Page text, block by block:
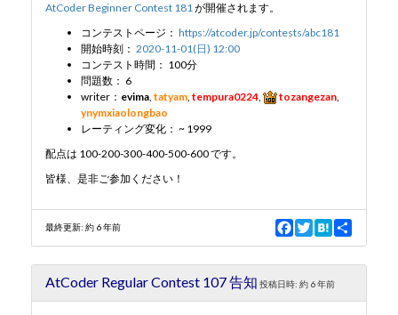
AtCoder Beginner Contest 181が開催されます。
コンテストページ： https://atcoder.jp/contests/abc181
開始時刻： 2020-11-01(日) 12:00
コンテスト時間： 100分
問題数： 6
writer： evima, tatyam, tempura0224, tozangezan,
ynymxiaolongbao
レーティング変化： ~ 1999
配点は 100-200-300-400-500-600 です。
皆様、是非ご参加ください！
最終更新: 約 6 年前
F
a
e
b
T
w
t
t
H
a
e
n
h
r
AtCoder Regular Contest 107 告知 投稿日時: 約 6 年前